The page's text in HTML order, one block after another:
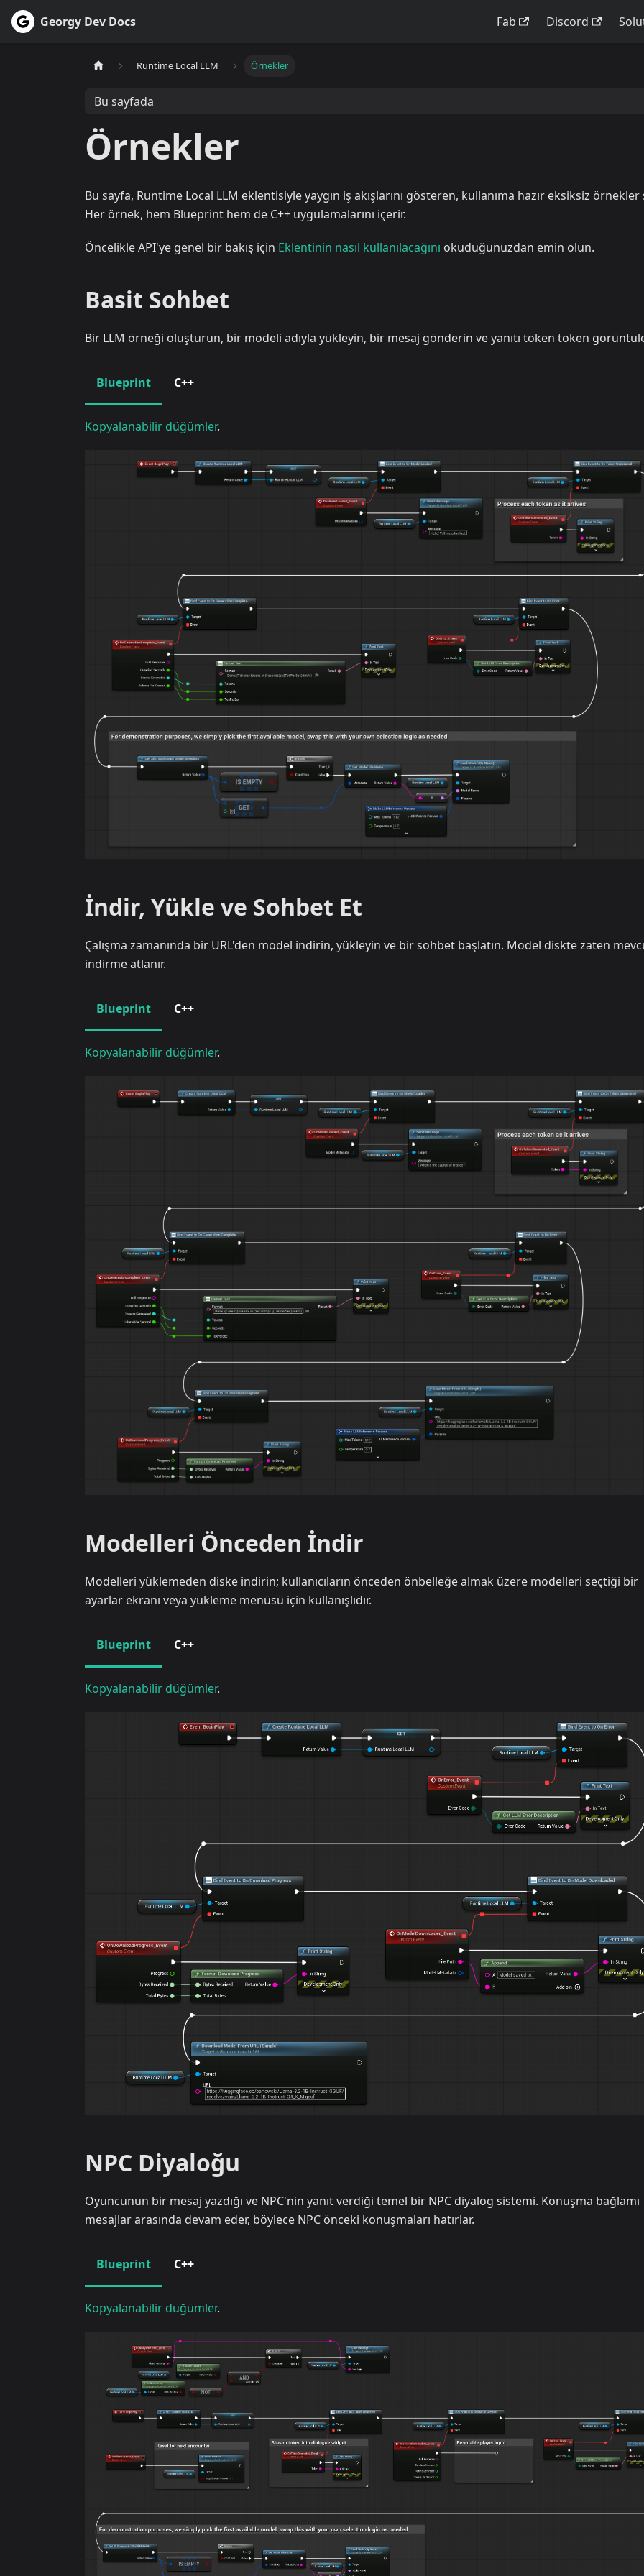
Georgy Dev Docs Fab Discord
Runtime Local LLM Örnekler
Bu sayfada
Örnekler
Bu sayfa, Runtime Local LLM eklentisiyle yaygın iş akışlarını gösteren, kullanıma hazır eksiksiz örnekler
Her örnek, hem Blueprint hem de C++ uygulamalarını içerir.
Öncelikle API'ye genel bir bakış için Eklentinin nasıl kullanılacağını okuduğunuzdan emin olun.
Basit Sohbet
Bir LLM örneği oluşturun, bir modeli adıyla yükleyin, bir mesaj gönderin ve yanıtı token token
Blueprint C++
Kopyalanabilir düğümler.
İndir, Yükle ve Sohbet Et
Çalışma zamanında bir URL'den model indirin, yükleyin ve bir sohbet başlatın. Model diskte zaten
indirme atlanır.
Blueprint C++
Kopyalanabilir düğümler.
Modelleri Önceden İndir
Modelleri yüklemeden diske indirin; kullanıcıların önceden önbelleğe almak üzere modelleri seçtiği bir
ayarlar ekranı veya yükleme menüsü için kullanışlıdır.
Blueprint C++
Kopyalanabilir düğümler.
NPC Diyaloğu
Oyuncunun bir mesaj yazdığı ve NPC'nin yanıt verdiği temel bir NPC diyalog sistemi. Konuşma bağlamı
mesajlar arasında devam eder, böylece NPC önceki konuşmaları hatırlar.
Blueprint C++
Kopyalanabilir düğümler.